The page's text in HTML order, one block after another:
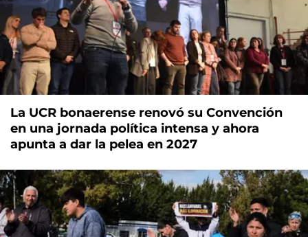
La UCR bonaerense renovó su Convención
en una jornada política intensa y ahora
apunta a dar la pelea en 2027